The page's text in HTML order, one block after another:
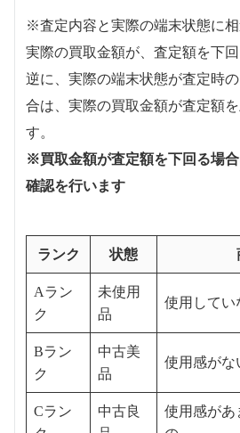
※査定内容と実際の端末状態に相
実際の買取金額が、査定額を下回
逆に、実際の端末状態が査定時
合は、実際の買取金額が査定額
す。
※買取金額が査定額を下回る場
確認を行います
ランク 状態
Aラン
ク
未使用
品
使用してい
Bラン
ク
中古美
品
使用感がな
Cラン
中古良
使用感があ